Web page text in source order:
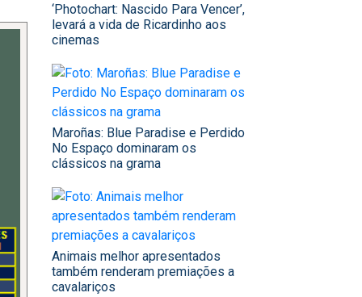
‘Photochart: Nascido Para Vencer’,
levará a vida de Ricardinho aos
cinemas
Maroñas: Blue Paradise e Perdido
No Espaço dominaram os
clássicos na grama
Animais melhor apresentados
também renderam premiações a
cavalariços